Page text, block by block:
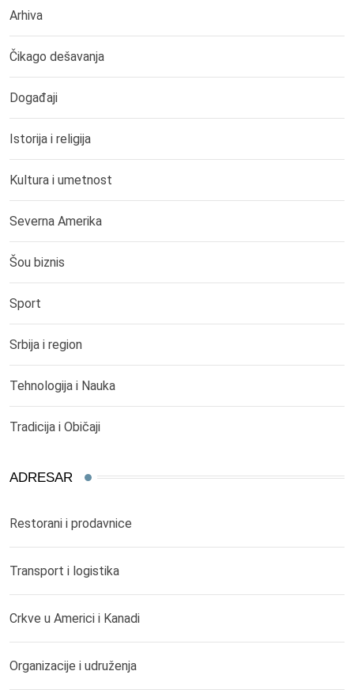
Arhiva
Čikago dešavanja
Događaji
Istorija i religija
Kultura i umetnost
Severna Amerika
Šou biznis
Sport
Srbija i region
Tehnologija i Nauka
Tradicija i Običaji
ADRESAR
Restorani i prodavnice
Transport i logistika
Crkve u Americi i Kanadi
Organizacije i udruženja